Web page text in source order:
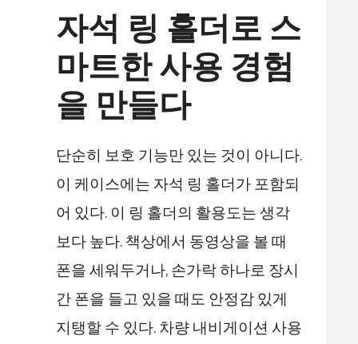
자석 링 홀더로 스
마트한 사용 경험
을 만들다
단순히 보호 기능만 있는 것이 아니다.
이 케이스에는 자석 링 홀더가 포함되
어 있다. 이 링 홀더의 활용도는 생각
보다 높다. 책상에서 동영상을 볼 때
폰을 세워두거나, 손가락 하나로 장시
간 폰을 들고 있을 때도 안정감 있게
지탱할 수 있다. 차량 내비게이션 사용